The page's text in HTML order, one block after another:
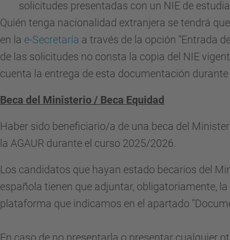
solicitudes presentadas con un NIE de
Quién tenga nacionalidad extranjera se tendrá
en la e-Secretaría a través de la opción “Entrada
de las solicitudes no consta la copia del NIE
cuenta la entrega de esta documentación durante
Beca del Ministerio / Beca Equidad
Haber sido beneficiario/a de una beca del
la AGAUR durante el curso 2025/2026.
Los candidatos que hayan estado becarios del
española tienen que adjuntar, obligatoriamente,
plataforma que indicamos en el apartado
En caso de no presentarla o presentar cualquier